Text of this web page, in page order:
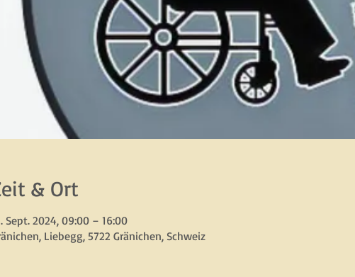
& Ort
Sept. 2024, 09:00 – 16:00
Liebegg, 5722 Gränichen, Schweiz